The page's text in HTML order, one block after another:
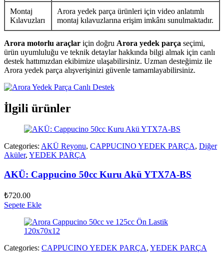
Montaj
Kılavuzları
Arora yedek parça ürünleri için video anlatımlı
montaj kılavuzlarına erişim imkânı sunulmaktadır.
Arora motorlu araçlar için doğru Arora yedek parça seçimi,
ürün uyumluluğu ve teknik detaylar hakkında bilgi almak için canlı
destek hattımızdan ekibimize ulaşabilirsiniz. Uzman desteğimiz ile
Arora yedek parça alışverişinizi güvenle tamamlayabilirsiniz.
İlgili ürünler
Categories: AKÜ Reyonu, CAPPUCINO YEDEK PARÇA, Diğer
Aküler, YEDEK PARÇA
AKÜ: Cappucino 50cc Kuru Akü YTX7A-BS
₺720.00
Sepete Ekle
Categories: CAPPUCINO YEDEK PARÇA, YEDEK PARÇA